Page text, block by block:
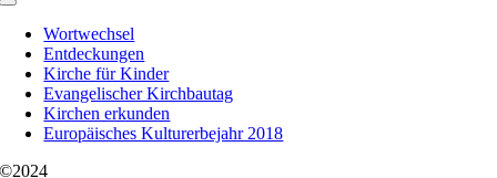
Toggle
NavigationWortwechsel
Entdeckungen
Kirche für Kinder
Evangelischer Kirchbautag
Kirchen erkunden
Europäisches Kulturerbejahr 2018
©2024